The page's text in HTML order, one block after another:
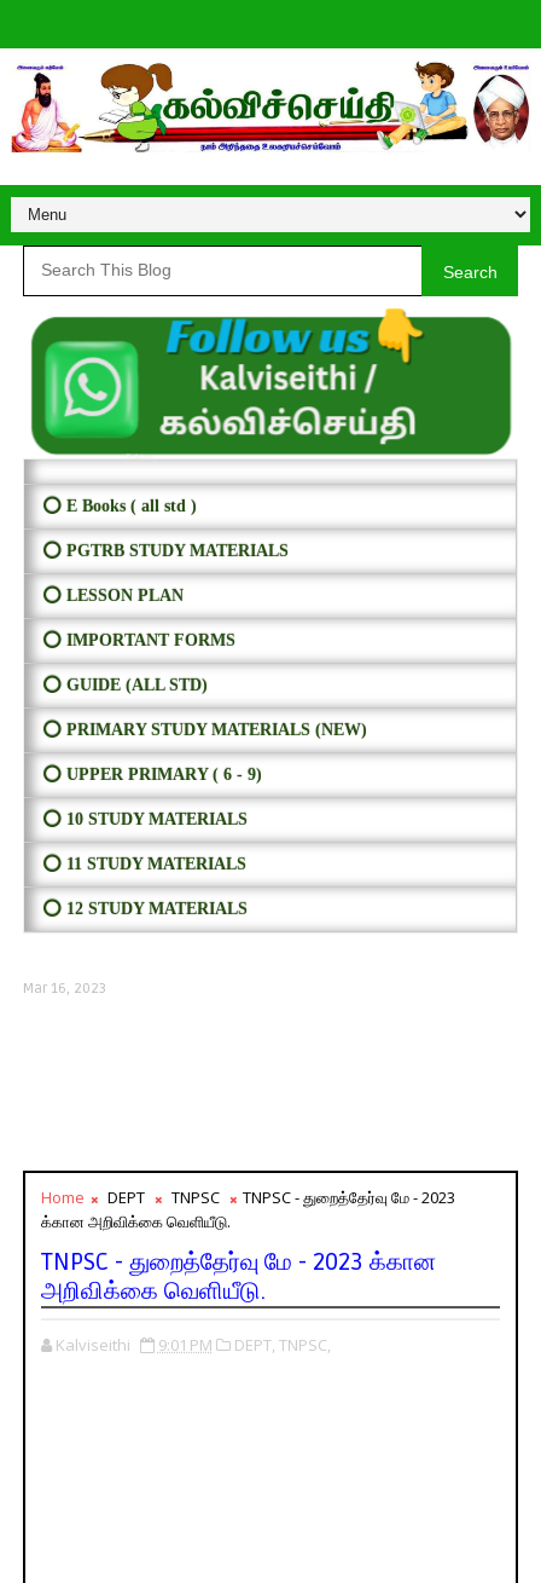
Search
⭕ E Books ( all std )
⭕ PGTRB STUDY MATERIALS
⭕ LESSON PLAN
⭕ IMPORTANT FORMS
⭕ GUIDE (ALL STD)
⭕ PRIMARY STUDY MATERIALS (NEW)
⭕ UPPER PRIMARY ( 6 - 9)
⭕ 10 STUDY MATERIALS
⭕ 11 STUDY MATERIALS
⭕ 12 STUDY MATERIALS
Mar 16, 2023
Home DEPT TNPSC
TNPSC - துறைத்தேர்வு மே - 2023
க்கான அறிவிக்கை வெளியீடு.
TNPSC - துறைத்தேர்வு மே - 2023 க்கான
அறிவிக்கை வெளியீடு.
Kalviseithi 9:01 PM DEPT, TNPSC,